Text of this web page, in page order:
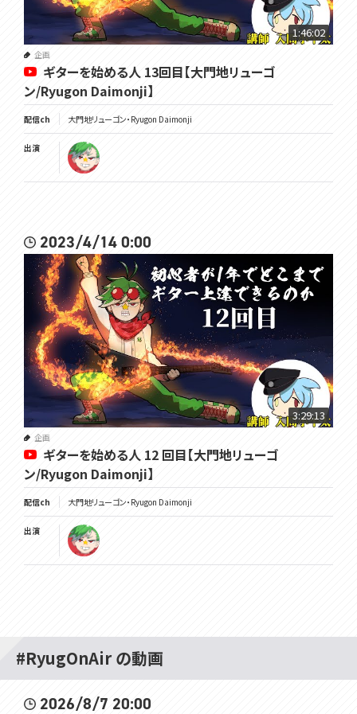
1:46:02
企画
ギターを始める人 13回目【大門地リューゴ
ン/Ryugon Daimonji】
配信ch 大門地リューゴン・Ryugon Daimonji
出演
2023/4/14 0:00
3:29:13
企画
ギターを始める人 12 回目【大門地リューゴ
ン/Ryugon Daimonji】
配信ch 大門地リューゴン・Ryugon Daimonji
出演
#RyugOnAir の動画
2026/8/7 20:00